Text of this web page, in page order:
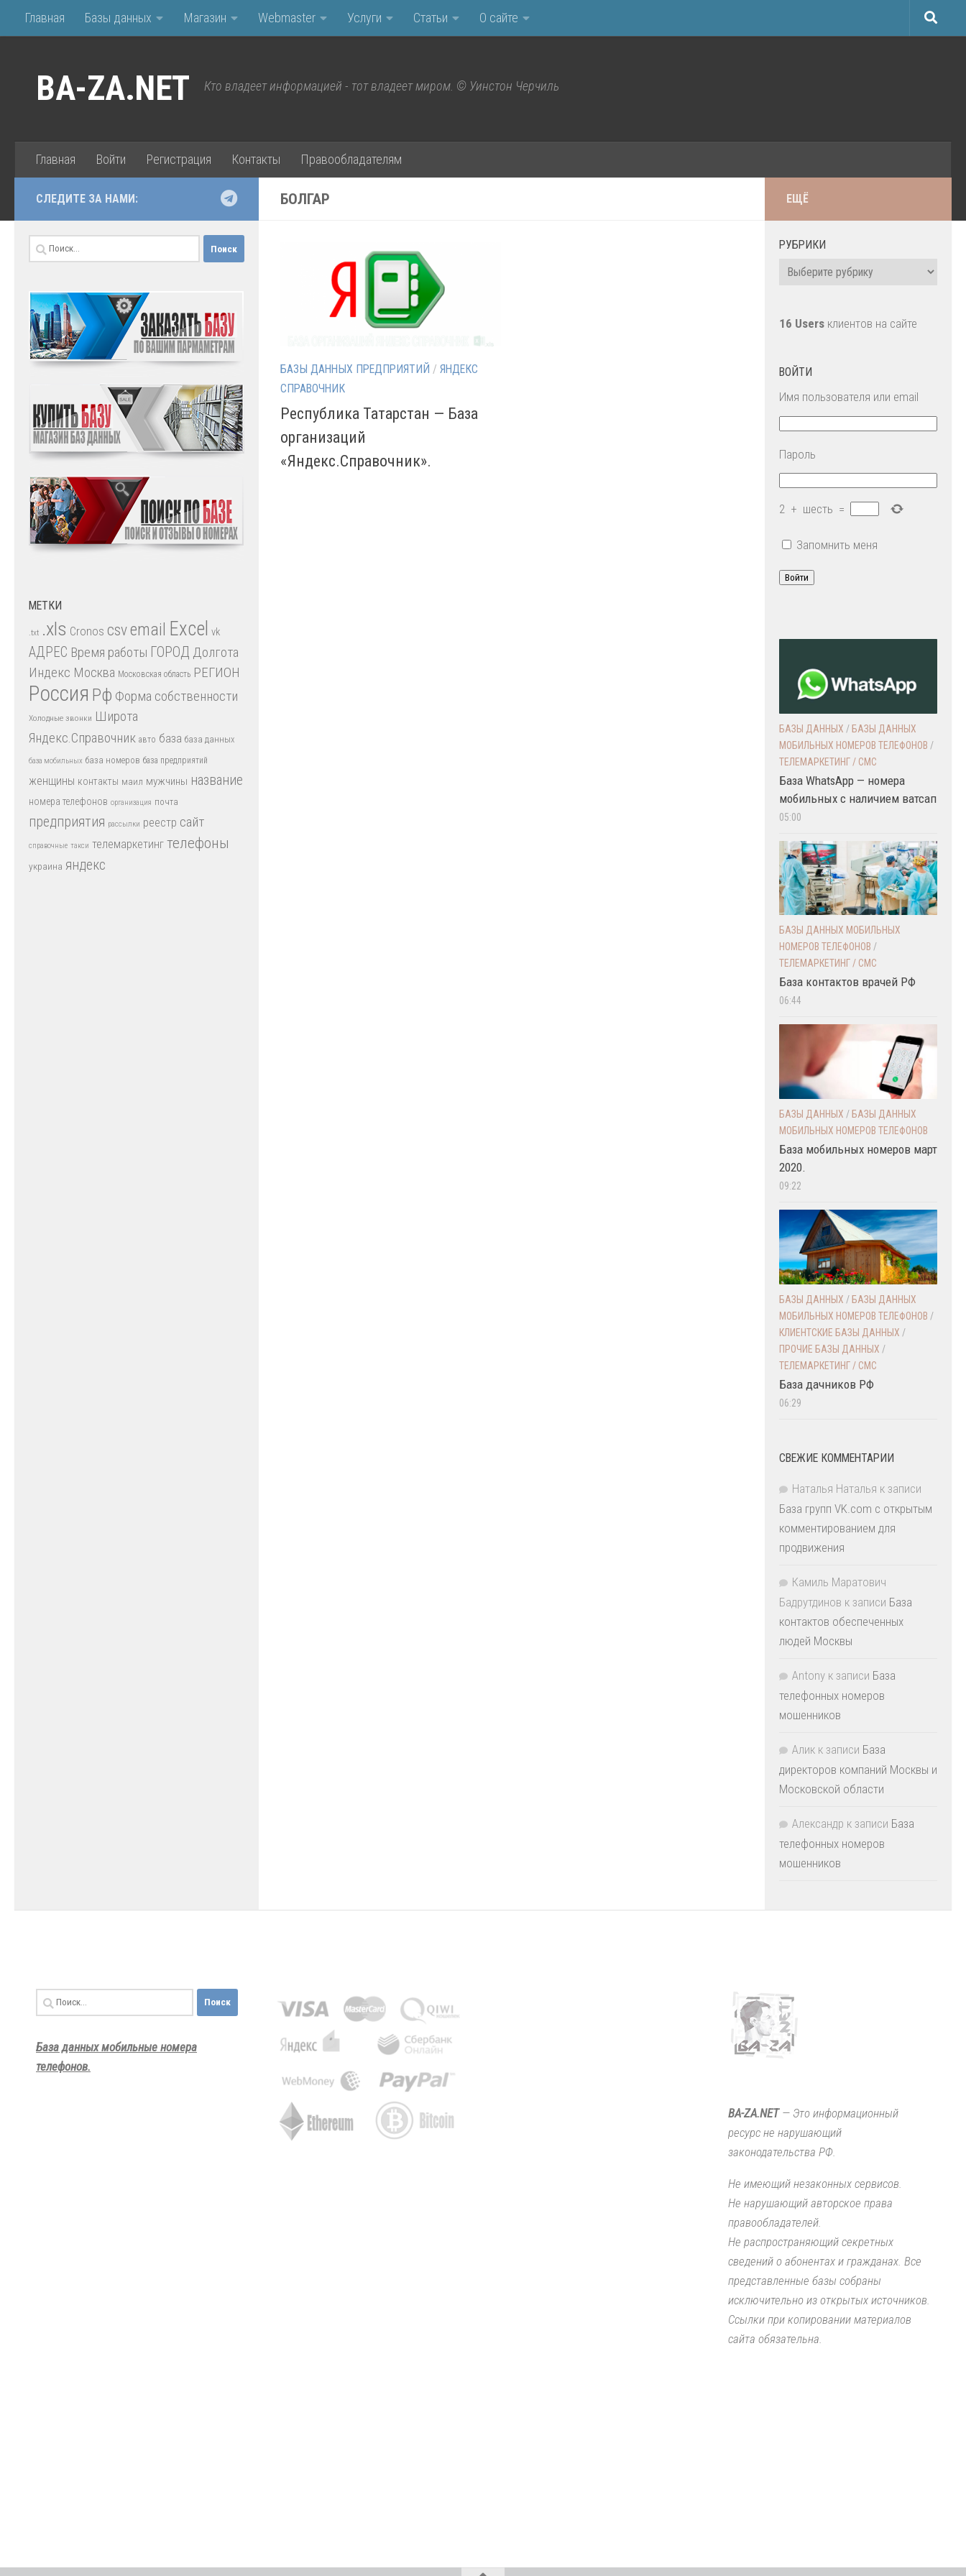
Перейти к содержимому
Главная Базы данных Магазин Webmaster Услуги Статьи О сайте
BA-ZA.NET Кто владеет информацией - тот владеет миром. © Уинстон Черчиль
Главная Войти Регистрация Контакты Правообладателям
БОЛГАР
БАЗЫ ДАННЫХ ПРЕДПРИЯТИЙ / ЯНДЕКС
СПРАВОЧНИК
Республика Татарстан — База
организаций
«Яндекс.Справочник».
СЛЕДИТЕ ЗА НАМИ:
Найти:
МЕТКИ
.txt .xls Cronos csvemail Excel vk
АДРЕС Время работы ГОРОД Долгота
Индекс Москва Московская область РЕГИОН
Россия Рф Форма собственности
Холодные звонки Широта
Яндекс.Справочник авто база база данных
база мобильных база номеров база предприятий
женщины контакты маил мужчины название
номера телефонов организация почта
предприятия рассылки реестр сайт
справочные такси телемаркетинг телефоны
украина яндекс
ЕЩЁ
РУБРИКИ
Рубрики
16 Users клиентов на сайте
ВОЙТИ
Имя пользователя или email
Пароль
2 + шесть =
Запомнить меня
Войти
БАЗЫ ДАННЫХ / БАЗЫ ДАННЫХ
МОБИЛЬНЫХ НОМЕРОВ ТЕЛЕФОНОВ /
ТЕЛЕМАРКЕТИНГ / СМС
База WhatsApp — номера
мобильных с наличием ватсап
05:00
БАЗЫ ДАННЫХ МОБИЛЬНЫХ
НОМЕРОВ ТЕЛЕФОНОВ /
ТЕЛЕМАРКЕТИНГ / СМС
База контактов врачей РФ
06:44
БАЗЫ ДАННЫХ / БАЗЫ ДАННЫХ
МОБИЛЬНЫХ НОМЕРОВ ТЕЛЕФОНОВ
База мобильных номеров март
2020.
09:22
БАЗЫ ДАННЫХ / БАЗЫ ДАННЫХ
МОБИЛЬНЫХ НОМЕРОВ ТЕЛЕФОНОВ /
КЛИЕНТСКИЕ БАЗЫ ДАННЫХ /
ПРОЧИЕ БАЗЫ ДАННЫХ /
ТЕЛЕМАРКЕТИНГ / СМС
База дачников РФ
06:29
СВЕЖИЕ КОММЕНТАРИИ
Наталья Наталья к записи
База групп VK.com с открытым
комментированием для
продвижения
Камиль Маратович
Бадрутдинов к записи База
контактов обеспеченных
людей Москвы
Antony к записи База
телефонных номеров
мошенников
Алик к записи База
директоров компаний Москвы и
Московской области
Александр к записи База
телефонных номеров
мошенников
Найти:
База данных мобильные номера
телефонов.
BA-ZA.NET— Это информационный
ресурс не нарушающий
законодательства РФ.
Не имеющий незаконных сервисов.
Не нарушающий авторское права
правообладателей.
Не распространяющий секретных
сведений о абонентах и гражданах. Все
представленные базы собраны
исключительно из открытых источников.
Ссылки при копировании материалов
сайта обязательна.